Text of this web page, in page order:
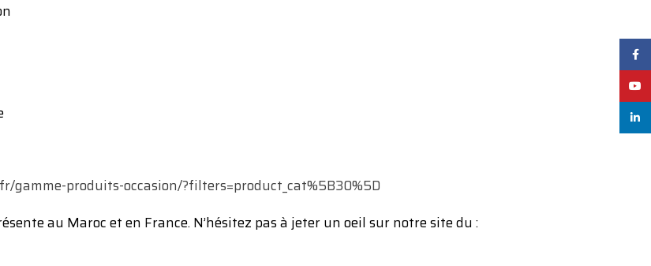
gamme-produits-occasion/?filters=product_cat%5B30%5D
au Maroc et en France. N’hésitez pas à jeter un oeil sur notre site du :